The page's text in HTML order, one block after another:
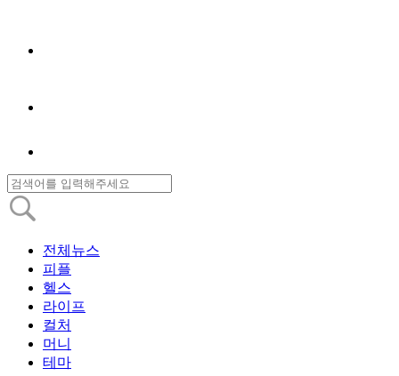
전체뉴스
피플
헬스
라이프
컬처
머니
테마